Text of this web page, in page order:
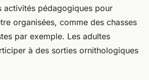
activités pédagogiques pour
organisées, comme des chasses
par exemple. Les adultes
à des sorties ornithologiques